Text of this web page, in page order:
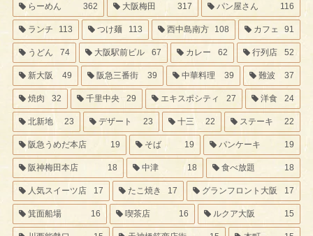
らーめん 362 大阪梅田 317 パン屋さん 116
ランチ 113 つけ麺 113 西中島南方 108 カフェ 91
うどん 74 大阪駅前ビル 67 カレー 62 行列店 52
新大阪 49 阪急三番街 39 中華料理 39 難波 37
焼肉 32 千里中央 29 エキスポシティ 27 洋食 24
北新地 23 デザート 23 十三 22 ステーキ 22
阪急うめだ本店 19 そば 19 パンケーキ 19
阪神梅田本店 18 中津 18 食べ放題 18
人気スイーツ店 17 たこ焼き 17 グランフロント大阪 17
箕面船場 16 喫茶店 16 ルクア大阪 15